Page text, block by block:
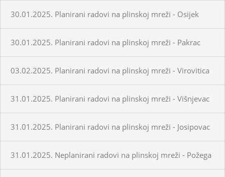
30.01.2025. Planirani radovi na plinskoj mreži - Osijek
30.01.2025. Planirani radovi na plinskoj mreži - Pakrac
03.02.2025. Planirani radovi na plinskoj mreži - Virovitica
31.01.2025. Planirani radovi na plinskoj mreži - Višnjevac
31.01.2025. Planirani radovi na plinskoj mreži - Josipovac
31.01.2025. Neplanirani radovi na plinskoj mreži - Požega